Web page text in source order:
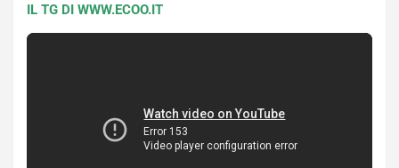
IL TG DI WWW.ECOO.IT